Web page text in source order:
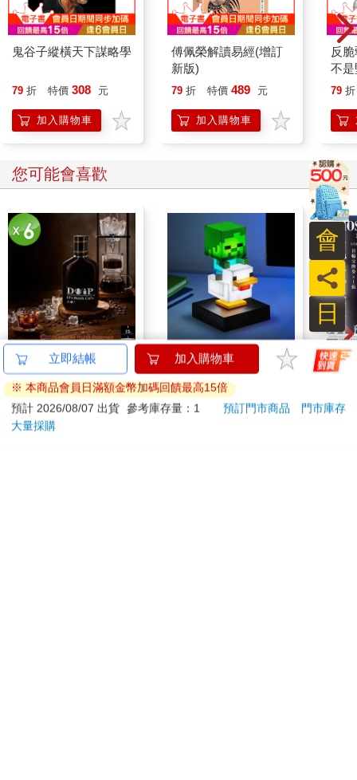
「不准碰，」蘇菲說：「那是替告別式預備的。」
我們可以由此再更進一步，深入探討二十世紀神學家保羅．田立
克（Paul Tillich）對「永遠是何時」提出的解答（結果答案是現
在）。現在會一直不斷變成過去，所以現在是什麼呢？這真是個
棘手的問題。
究古希臘哲學家對靈魂永生的看法。不過，首先我們要弄清楚什
麼是靈魂（soul），靈魂和心靈（mind）有什麼不同，靈魂、心
在哪裡呢？
放希臘哲學家去「休息」之後，我們會談到天堂以及其他來生的
這幾年來，佛萊德和克萊德常討論到來生之事，他們說好若誰先
走了，就要試著聯絡還活著的人，告訴對方天堂的樣貌。佛萊德
過世後一年，有天克萊德的電話響了，他接起電話，竟是佛萊德
「真是你嗎？佛萊德？」克萊德問。
「沒錯，克萊德，正是我。」
「接到你的電話真好！我還以為你忘了呢！快告訴我那裡是怎麼
回事。」
「不說你不信，這裡真是太美好了！這裡有茂盛草原出產的美味
蔬菜。我們每天早上都可以睡到自然醒，然後可以吃一頓豐盛的
早餐，接下來的早晨時光就一直做愛。吃完營養豐富的午餐之
後，我們會再到戶外繼續做愛。接著就到了美味晚餐的時間，吃
完再繼續做愛，然後睡覺。」
鬼谷子縱橫天下謀略學
79 折 特價 308 元
加入購物車
傅佩榮解讀易經(增訂
新版)
79 折 特價 489 元
加入購物車
反
不
79 折
您可能會喜歡
【13章】專業冰滴久
釀6入組（160ml/瓶）
8 折 特價 855 元
加入購物車
【Paladone UK】麥塊
Minecraft 雞騎士造型
ICON小夜燈
特價 1299 元
攻殼
數
立即結帳 加入購物車
※ 本商品會員日滿額金幣加碼回饋最高15倍
預計 2026/08/07 出貨 參考庫存量：1 預訂門市商品
門市庫存
大量採購
日
員
會